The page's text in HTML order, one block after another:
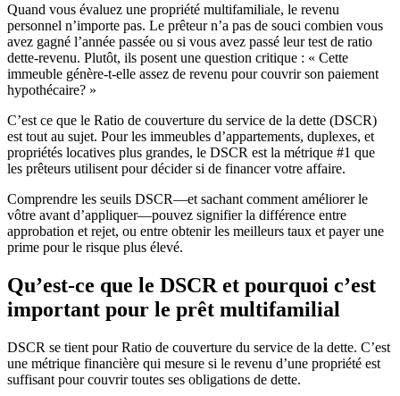
Quand vous évaluez une propriété multifamiliale, le revenu
personnel n’importe pas. Le prêteur n’a pas de souci combien vous
avez gagné l’année passée ou si vous avez passé leur test de ratio
dette-revenu. Plutôt, ils posent une question critique : « Cette
immeuble génère-t-elle assez de revenu pour couvrir son paiement
hypothécaire? »
C’est ce que le Ratio de couverture du service de la dette (DSCR)
est tout au sujet. Pour les immeubles d’appartements, duplexes, et
propriétés locatives plus grandes, le DSCR est la métrique #1 que
les prêteurs utilisent pour décider si de financer votre affaire.
Comprendre les seuils DSCR—et sachant comment améliorer le
vôtre avant d’appliquer—pouvez signifier la différence entre
approbation et rejet, ou entre obtenir les meilleurs taux et payer une
prime pour le risque plus élevé.
Qu’est-ce que le DSCR et pourquoi c’est
important pour le prêt multifamilial
DSCR se tient pour Ratio de couverture du service de la dette. C’est
une métrique financière qui mesure si le revenu d’une propriété est
suffisant pour couvrir toutes ses obligations de dette.